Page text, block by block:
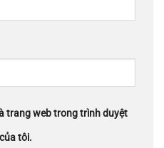
trang web trong trình duyệt
tôi.